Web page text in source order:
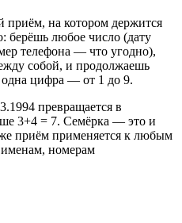
приём, на котором держится
берёшь любое число (дату
телефона — что угодно),
собой, и продолжаешь
одна цифра — от 1 до 9.
превращается в
3+4 = 7. Семёрка — это и
приём применяется к любым
номерам